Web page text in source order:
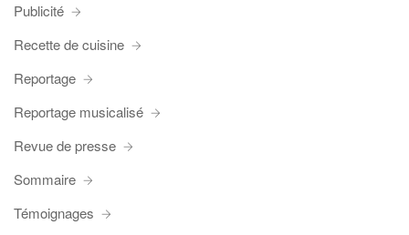
Publicité
Recette de cuisine
Reportage
Reportage musicalisé
Revue de presse
Sommaire
Témoignages